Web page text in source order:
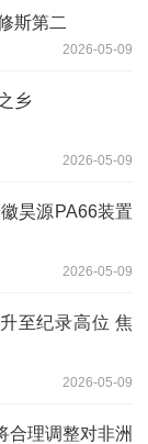
斯第二
2026-05-09
乡
2026-05-09
昊源PA66装置
2026-05-09
至纪录高位 焦
2026-05-09
合理调整对非洲